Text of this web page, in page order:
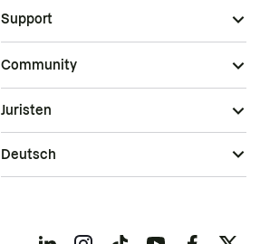
Support
Community
Juristen
Deutsch